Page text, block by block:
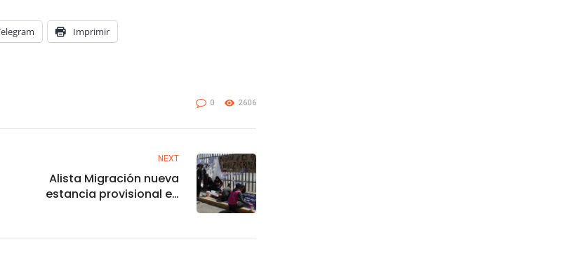
Imprimir
0 2606
NEXT
Alista Migración nueva
estancia provisional en
muertos